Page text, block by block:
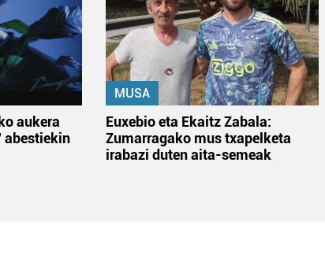
aukera
abestiekin
MUSA
Euxebio eta Ekaitz Zabala:
Zumarragako mus txapelketa
irabazi duten aita-semeak